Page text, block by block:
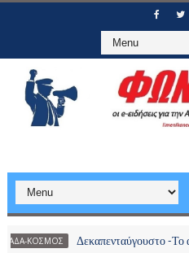
Δεκαπενταύγουστο -Το